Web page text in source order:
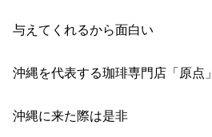
与えてくれるから面白い
沖縄を代表する珈琲専門店「原点」
沖縄に来た際は是非